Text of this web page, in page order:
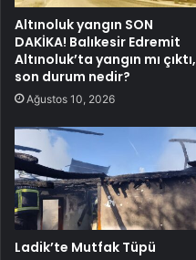
Altınoluk yangın SON
DAKİKA! Balıkesir Edremit
Altınoluk’ta yangın mı çıktı,
son durum nedir?
Ağustos 10, 2026
Ladik’te Mutfak Tüpü